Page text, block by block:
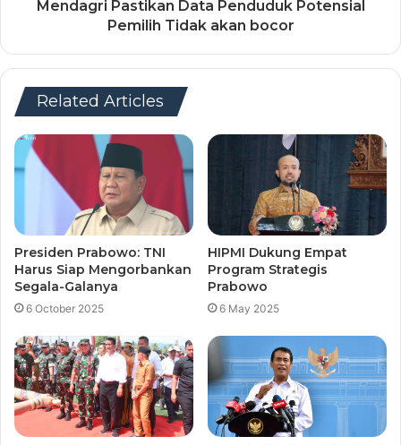
Mendagri Pastikan Data Penduduk Potensial
Pemilih Tidak akan bocor
Related Articles
Presiden Prabowo: TNI
Harus Siap Mengorbankan
Segala-Galanya
6 October 2025
HIPMI Dukung Empat
Program Strategis
Prabowo
6 May 2025